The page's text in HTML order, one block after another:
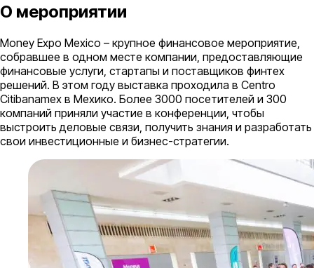
О мероприятии
Money Expo Mexico – крупное финансовое мероприятие,
собравшее в одном месте компании, предоставляющие
финансовые услуги, стартапы и поставщиков финтех
решений. В этом году выставка проходила в Centro
Citibanamex в Мехико. Более 3000 посетителей и 300
компаний приняли участие в конференции, чтобы
выстроить деловые связи, получить знания и разработать
свои инвестиционные и бизнес-стратегии.